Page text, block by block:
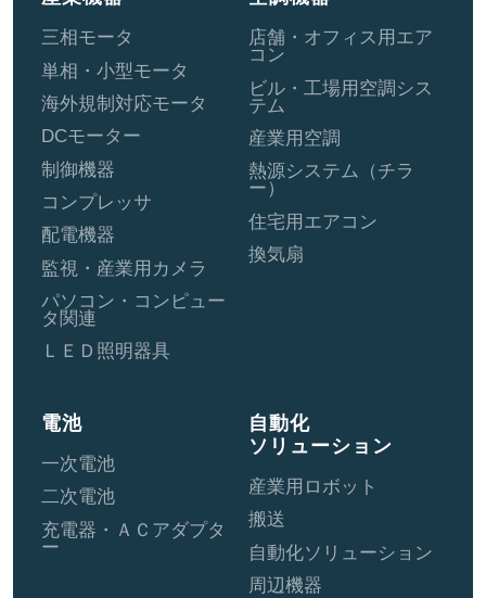
三相モータ
単相・小型モータ
海外規制対応モータ
DCモーター
制御機器
コンプレッサ
配電機器
監視・産業用カメラ
パソコン・コンピュー
タ関連
ＬＥＤ照明器具
店舗・オフィス用エア
コン
ビル・工場用空調シス
テム
産業用空調
熱源システム（チラ
ー）
住宅用エアコン
換気扇
電池
一次電池
二次電池
充電器・ＡＣアダプタ
ー
自動化
ソリューション
産業用ロボット
搬送
自動化ソリューション
周辺機器